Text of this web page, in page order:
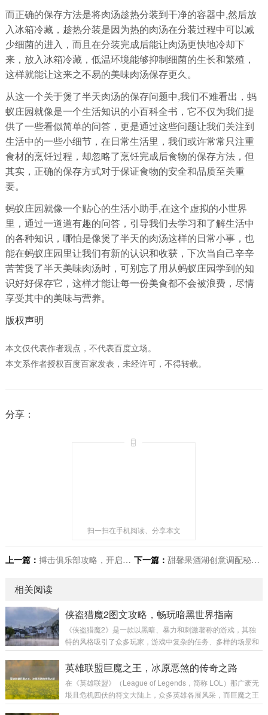
而正确的保存方法是将肉汤趁热分装到干净的容器中,然后放
入冰箱冷藏，趁热分装是因为热的肉汤在分装过程中可以减
少细菌的进入，而且在分装完成后能让肉汤更快地冷却下
来，放入冰箱冷藏，低温环境能够抑制细菌的生长和繁殖，
这样就能让这来之不易的美味肉汤保存更久。
从这一个关于煲了半天肉汤的保存问题中,我们不难看出，蚂
蚁庄园就像是一个生活知识的小百科全书，它不仅为我们提
供了一些看似简单的问答，更是通过这些问题让我们关注到
生活中的一些小细节，在日常生活里，我们或许常常只注重
食材的烹饪过程，却忽略了烹饪完成后食物的保存方法，但
其实，正确的保存方式对于保证食物的安全和品质至关重
要。
蚂蚁庄园就像一个贴心的生活小助手,在这个虚拟的小世界
里，通过一道道有趣的问答，引导我们去学习和了解生活中
的各种知识，哪怕是像煲了半天的肉汤这样的日常小事，也
能在蚂蚁庄园里让我们有新的认识和收获，下次当自己辛辛
苦苦煲了半天美味肉汤时，可别忘了用从蚂蚁庄园学到的知
识好好保存它，这样才能让每一份美食都不会被浪费，尽情
享受其中的美味与营养。
版权声明
本文仅代表作者观点，不代表百度立场。
本文系作者授权百度百家发表，未经许可，不得转载。
分享：
扫一扫在手机阅读、分享本文
上一篇： 搏击俱乐部攻略，开启热血战斗之旅 下一篇： 甜馨果酒湖创意调配秘籍大揭秘
相关阅读
侠盗猎魔2图文攻略，畅玩暗黑世界指南
《侠盗猎魔2》是一款以黑暗、暴力和刺激著称的游戏，其独
特的风格吸引了众多玩家，游戏中复杂的任务、多样的场景和
富有挑战性的战斗让不少玩家感到困惑，本文将为大家带来一
份详细的图文攻略，助力玩家顺利通关,深入体验这款游戏的魅
力。 游戏初始准备 在开始游戏前，需要对游戏的基本操作有一
定了解。《侠盗猎魔2》的操作较为丰富，包括移动、攻击、
潜行等多个方面。 移动操作：使用键盘的方向键或者W、A、
英雄联盟巨魔之王，冰原恶煞的传奇之路
在《英雄联盟》（League of Legends，简称 LOL）那广袤无
垠且危机四伏的符文大陆上，众多英雄各展风采，而巨魔之王
特朗德尔宛如冰原上的一座巍峨巨峰，散发着令人胆寒的气息,